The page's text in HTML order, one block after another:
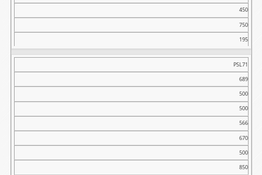
450
750
195
PSL71
689
500
500
566
670
500
850